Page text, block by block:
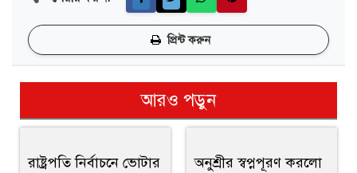
প্রিন্ট করুন
আরও পড়ুন
রাষ্ট্রপতি নির্বাচনে ভোটার
অনুশ্রীর স্বপ্নপূরণ করলো